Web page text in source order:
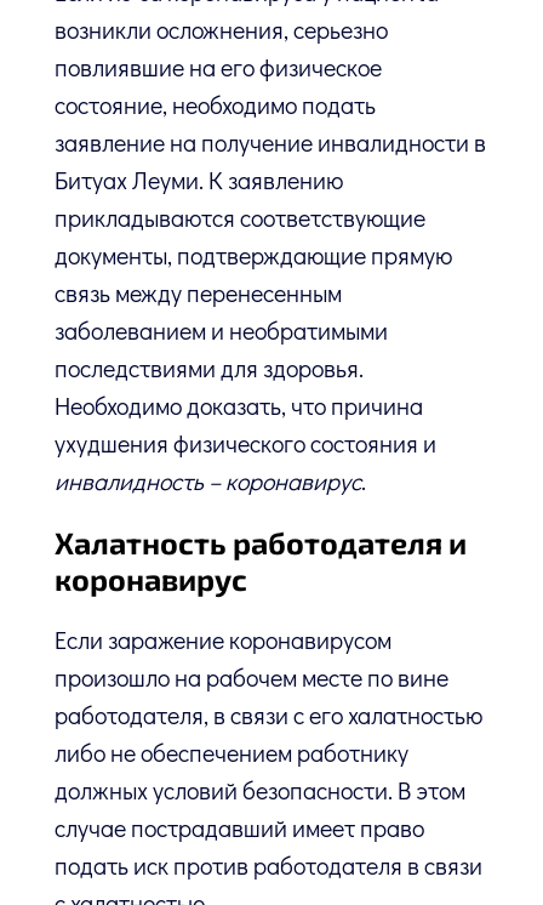
возникли осложнения, серьезно
повлиявшие на его физическое
состояние, необходимо подать
заявление на получение инвалидности в
Битуах Леуми. К заявлению
прикладываются соответствующие
документы, подтверждающие прямую
связь между перенесенным
заболеванием и необратимыми
последствиями для здоровья.
Необходимо доказать, что причина
ухудшения физического состояния и
инвалидность – коронавирус.
Халатность работодателя и
коронавирус
Если заражение коронавирусом
произошло на рабочем месте по вине
работодателя, в связи с его халатностью
либо не обеспечением работнику
должных условий безопасности. В этом
случае пострадавший имеет право
подать иск против работодателя в связи